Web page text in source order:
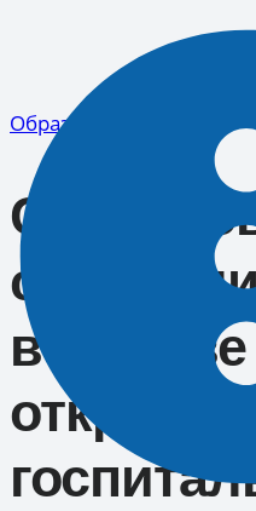
содержимому
Образование
в Москве